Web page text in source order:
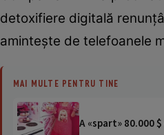
detoxifiere digitală
amintește de telefoanele
MAI MULTE PENTRU TINE
A «spart» 80.000